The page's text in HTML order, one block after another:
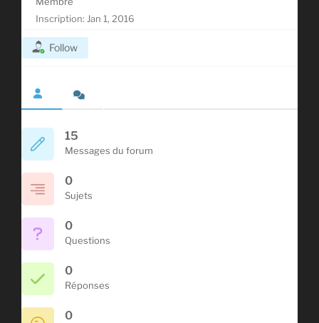
Inscription: Jan 1, 2016
Follow
15
Messages du forum
0
Sujets
0
Questions
0
Réponses
0